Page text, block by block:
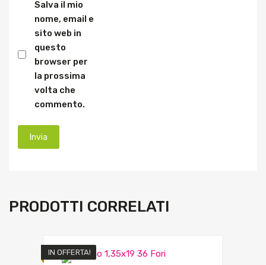
Salva il mio
nome, email e
sito web in
questo
browser per
la prossima
volta che
commento.
PRODOTTI CORRELATI
IN OFFERTA!